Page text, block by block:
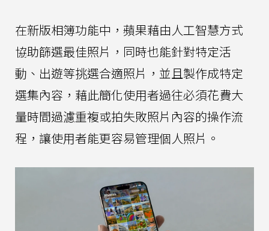
在新版相簿功能中，蘋果藉由人工智慧方式
協助篩選最佳照片，同時也能針對特定活
動、出遊等挑選合適照片，並且製作成特定
選集內容，藉此簡化使用者過往必須花費大
量時間過濾重複或拍失敗照片內容的操作流
程，讓使用者能更容易管理個人照片。